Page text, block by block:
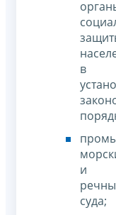
в
и
суда;